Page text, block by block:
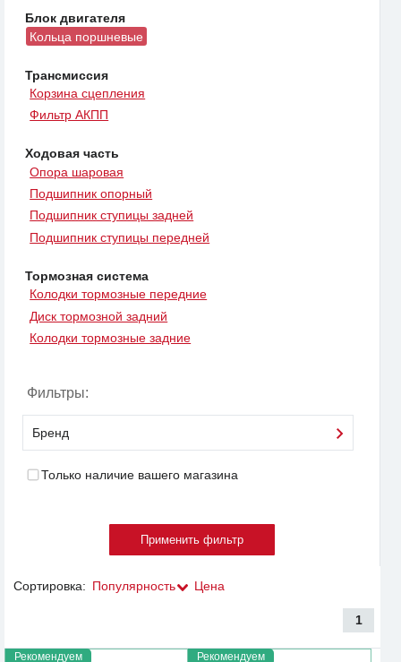
Блок двигателя
Кольца поршневые
Трансмиссия
Корзина сцепления
Фильтр АКПП
Ходовая часть
Опора шаровая
Подшипник опорный
Подшипник ступицы задней
Подшипник ступицы передней
Тормозная система
Колодки тормозные передние
Диск тормозной задний
Колодки тормозные задние
Фильтры:
Бренд
Только наличие вашего магазина
Сортировка: Популярность Цена
1
Рекомендуем Рекомендуем